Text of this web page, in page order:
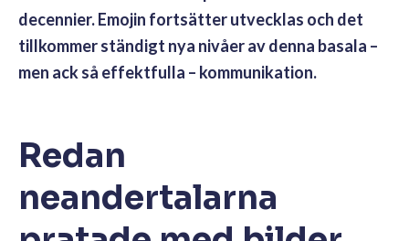
decennier. Emojin fortsätter utvecklas och det
tillkommer ständigt nya nivåer av denna basala –
men ack så effektfulla – kommunikation.
Redan
neandertalarna